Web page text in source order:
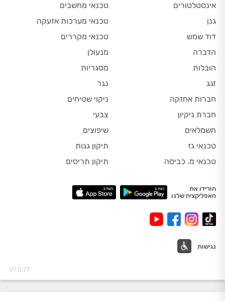
אינסטלטורים
גנן
דוד שמש
הדברה
הובלות
זגג
חברות אחזקה
חברת ניקיון
חשמלאים
טכנאי גז
טכנאי מ. כביסה
טכנאי מחשבים
טכנאי מערכות אזעקה
טכנאי מקררים
מנעולן
מסגריות
נגר
ניקוי שטיחים
צבעי
שיפוצים
תיקון גגות
תיקון תריסים
הורידו את
האפליקציה שלנו
נגישות
V7.0.77